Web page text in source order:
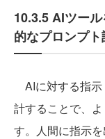
10.3.5 AIツー
的なプロンプ
AIに対する指示
計することで、
す。人間に指示